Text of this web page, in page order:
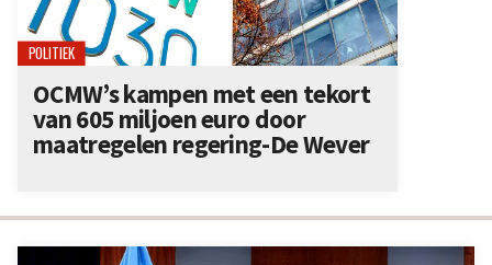
POLITIEK
OCMW’s kampen met een tekort
van 605 miljoen euro door
maatregelen regering-De Wever